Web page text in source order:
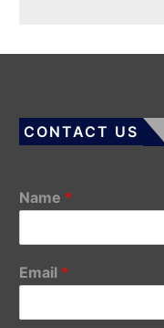
CONTACT US
Name *
Email *